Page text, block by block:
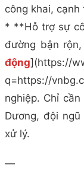
công khai,
* **Hỗ trợ sự
đường bận
động](https://
q=https://
nghiệp. Chỉ
Dương, đội
xử lý.
—